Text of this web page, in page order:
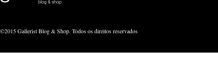
©2015 Gallerist Blog & Shop. Todos os direitos reservados